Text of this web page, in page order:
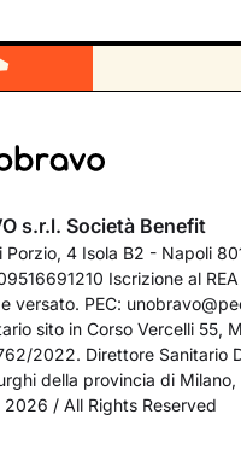
s.r.l. Società Benefit
Porzio, 4 Isola B2 - Napoli
Iscrizione al
versato. PEC:
sito in Corso Vercelli 55,
2022. Direttore Sanitario
della provincia di Milano,
/ All Rights Reserved